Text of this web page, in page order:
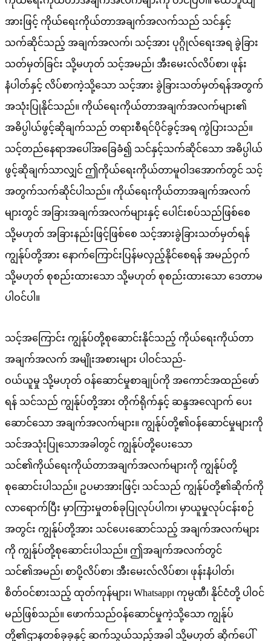
အားဖြင့် ကိုယ်ရေးကိုယ်တာအချက်အလက်သည် သင်နှင့်
သက်ဆိုင်သည့် အချက်အလက်၊ သင့်အား ပုဂ္ဂိုလ်ရေးအရ ခွဲခြား
သတ်မှတ်ခြင်း သို့မဟုတ် သင့်အမည်၊ အီးမေးလ်လိပ်စာ၊ ဖုန်း
နံပါတ်နှင့် လိပ်စာကဲ့သို့သော သင့်အား ခွဲခြားသတ်မှတ်ရန်အတွက်
အသုံးပြုနိုင်သည်။ ကိုယ်ရေးကိုယ်တာအချက်အလက်များ၏
အဓိပ္ပါယ်ဖွင့်ဆိုချက်သည် တရားစီရင်ပိုင်ခွင့်အရ ကွဲပြားသည်။
သင့်တည်နေရာအပေါ်အခြေခံ၍ သင်နှင့်သက်ဆိုင်သော အဓိပ္ပါယ်
ဖွင့်ဆိုချက်သာလျှင် ဤကိုယ်ရေးကိုယ်တာမူဝါဒအောက်တွင် သင့်
အတွက်သက်ဆိုင်ပါသည်။ ကိုယ်ရေးကိုယ်တာအချက်အလက်
များတွင် အခြားအချက်အလက်များနှင့် ပေါင်းစပ်သည်ဖြစ်စေ
သို့မဟုတ် အခြားနည်းဖြင့်ဖြစ်စေ သင့်အားခွဲခြားသတ်မှတ်ရန်
ကျွန်ုပ်တို့အား နောက်ကြောင်းပြန်မလှည့်နိုင်စေရန် အမည်ဝှက်
သို့မဟုတ် စုစည်းထားသော သို့မဟုတ် စုစည်းထားသော ဒေတာမ
ပါဝင်ပါ။
သင့်အကြောင်း ကျွန်ုပ်တို့စုဆောင်းနိုင်သည့် ကိုယ်ရေးကိုယ်တာ
အချက်အလက် အမျိုးအစားများ ပါဝင်သည်-
ဝယ်ယူမှု သို့မဟုတ် ဝန်ဆောင်မှုစာချုပ်ကို အကောင်အထည်ဖော်
ရန် သင်သည် ကျွန်ုပ်တို့အား တိုက်ရိုက်နှင့် ဆန္ဒအလျောက် ပေး
ဆောင်သော အချက်အလက်များ။ ကျွန်ုပ်တို့၏ဝန်ဆောင်မှုများကို
သင်အသုံးပြုသောအခါတွင် ကျွန်ုပ်တို့ပေးသော
သင်၏ကိုယ်ရေးကိုယ်တာအချက်အလက်များကို ကျွန်ုပ်တို့
စုဆောင်းပါသည်။ ဥပမာအားဖြင့်၊ သင်သည် ကျွန်ုပ်တို့၏ဆိုက်ကို
လာရောက်ပြီး မှာကြားမှုတစ်ခုပြုလုပ်ပါက၊ မှာယူမှုလုပ်ငန်းစဉ်
အတွင်း ကျွန်ုပ်တို့အား သင်ပေးဆောင်သည့် အချက်အလက်များ
ကို ကျွန်ုပ်တို့စုဆောင်းပါသည်။ ဤအချက်အလက်တွင်
သင်၏အမည်၊ စာပို့လိပ်စာ၊ အီးမေးလ်လိပ်စာ၊ ဖုန်းနံပါတ်၊
စိတ်ဝင်စားသည့် ထုတ်ကုန်များ၊ Whatsapp၊ ကုမ္ပဏီ၊ နိုင်ငံတို့ ပါဝင်
မည်ဖြစ်သည်။ ဖောက်သည်ဝန်ဆောင်မှုကဲ့သို့သော ကျွန်ုပ်
တို့၏ဌာနတစ်ခုခုနှင့် ဆက်သွယ်သည့်အခါ သို့မဟုတ် ဆိုက်ပေါ်